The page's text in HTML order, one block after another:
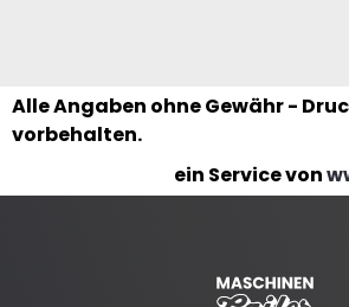
Alle Angaben ohne Gewähr -
vorbehalten.
ein Service von